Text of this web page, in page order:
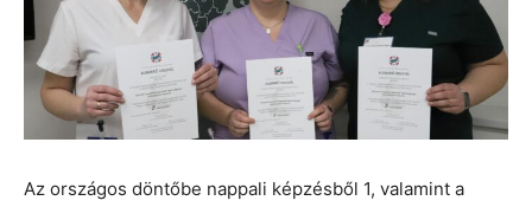
Az országos döntőbe nappali képzésből 1, valamint a